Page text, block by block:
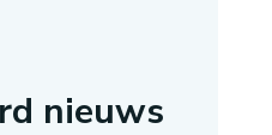
nieuws